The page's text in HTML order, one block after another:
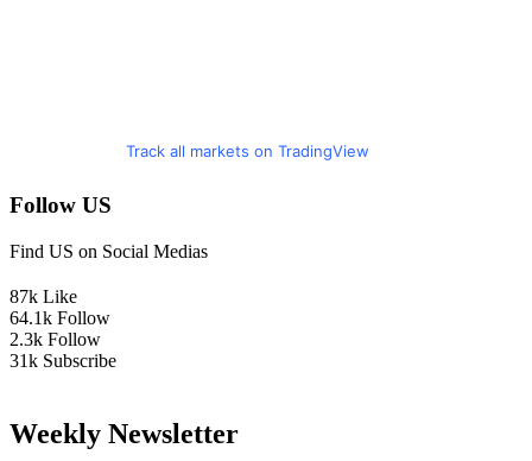
Track all markets on TradingView
Follow US
Find US on Social Medias
87k Like
64.1k Follow
2.3k Follow
31k Subscribe
Weekly Newsletter